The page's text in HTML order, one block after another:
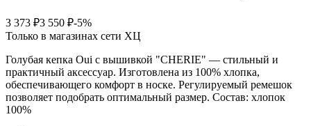
3 373 ₽3 550 ₽-5%
Только в магазинах сети ХЦ
Голубая кепка Oui с вышивкой "CHERIE" — стильный и
практичный аксессуар. Изготовлена из 100% хлопка,
обеспечивающего комфорт в носке. Регулируемый ремешок
позволяет подобрать оптимальный размер. Состав: хлопок
100%